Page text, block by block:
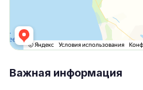
Важная информация